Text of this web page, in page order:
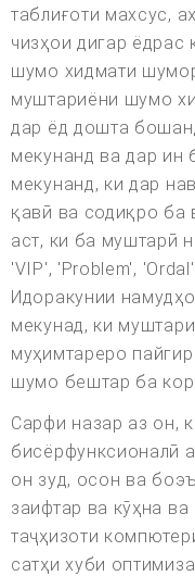
таблиғоти махсус,
чизҳои дигар ёдрас
шумо хидмати
муштариёни шумо
дар ёд дошта
мекунанд ва дар ин
мекунанд, ки дар
қавӣ ва содиқро ба
аст, ки ба муштарӣ
'VIP', 'Problem',
Идоракунии
мекунад, ки
муҳимтареро
шумо бештар ба
Сарфи назар аз он,
бисёрфунксионалӣ
он зуд, осон ва
заифтар ва кӯҳна
таҷҳизоти
сатҳи хуби